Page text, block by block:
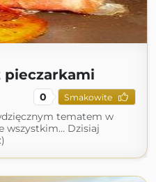
pieczarkami
0 Smakowite
tematem w
wszystkim… Dzisiaj